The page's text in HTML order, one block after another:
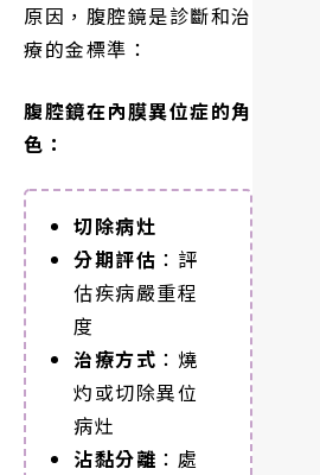
原因，腹腔鏡是診斷和治
療的金標準：
腹腔鏡在內膜異位症的角
色：
切除病灶
分期評估 ：評
估疾病嚴重程
度
治療方式 ：燒
灼或切除異位
病灶
沾黏分離 ：處